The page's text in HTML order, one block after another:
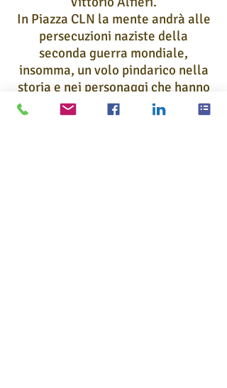
In Piazza CLN la mente andrà alle
persecuzioni naziste della
seconda guerra mondiale,
insomma, un volo pindarico nella
storia e nei personaggi che hanno
“finito” la loro vita, ma che sono
ancora presenti, fra le vie di